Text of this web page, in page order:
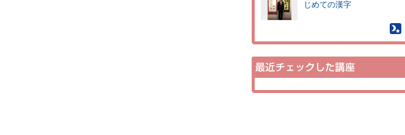
じめての漢字